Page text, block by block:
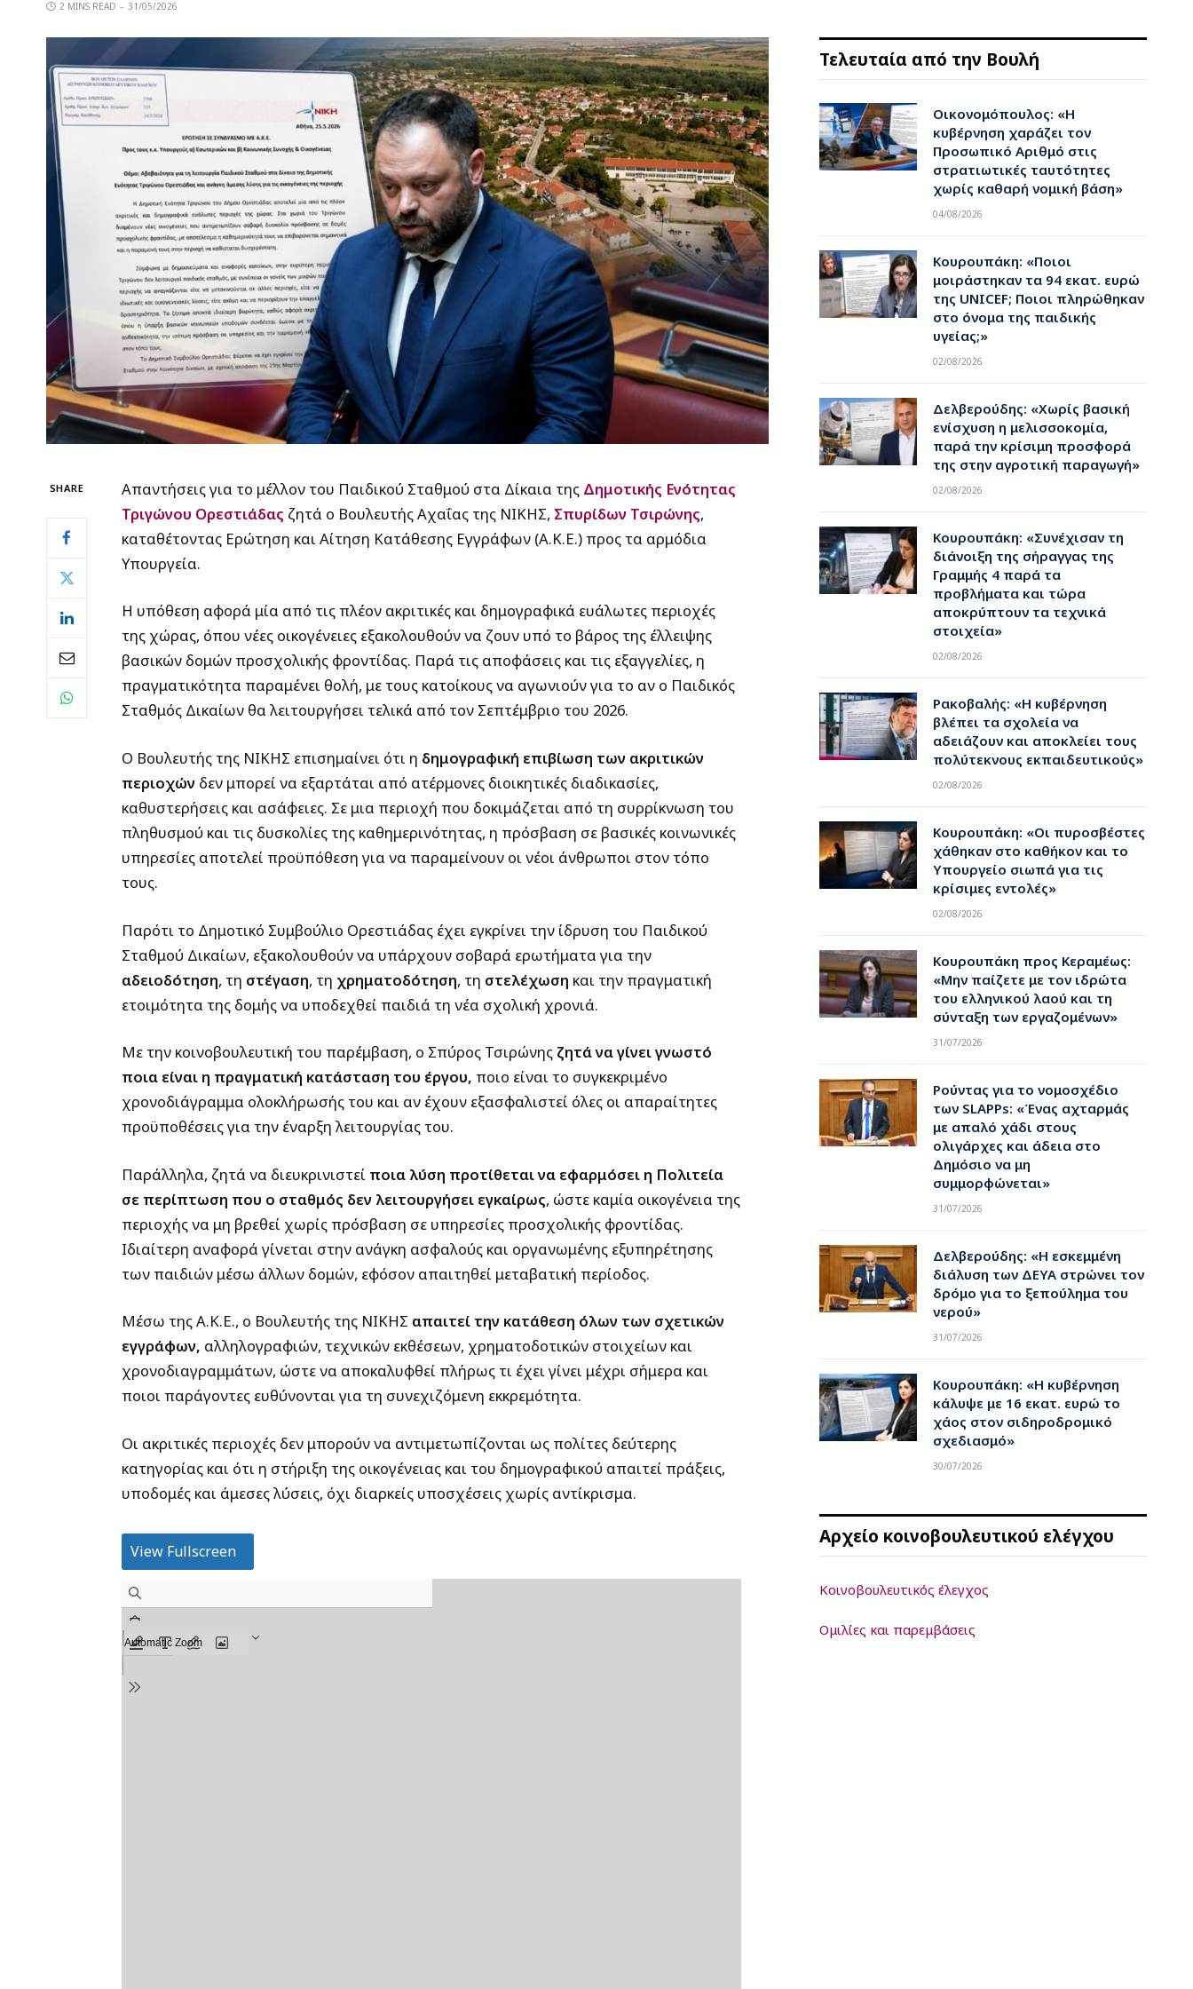
2 MINS READ 31/05/2026
SHARE Απαντήσεις για το μέλλον του Παιδικού Σταθμού στα Δίκαια της Δημοτικής Ενότητας
Τριγώνου Ορεστιάδας ζητά ο Βουλευτής Αχαΐας της ΝΙΚΗΣ, Σπυρίδων Τσιρώνης,
καταθέτοντας Ερώτηση και Αίτηση Κατάθεσης Εγγράφων (Α.Κ.Ε.) προς τα αρμόδια
Υπουργεία.
Η υπόθεση αφορά μία από τις πλέον ακριτικές και δημογραφικά ευάλωτες περιοχές
της χώρας, όπου νέες οικογένειες εξακολουθούν να ζουν υπό το βάρος της έλλειψης
βασικών δομών προσχολικής φροντίδας. Παρά τις αποφάσεις και τις εξαγγελίες, η
πραγματικότητα παραμένει θολή, με τους κατοίκους να αγωνιούν για το αν ο Παιδικός
Σταθμός Δικαίων θα λειτουργήσει τελικά από τον Σεπτέμβριο του 2026.
Ο Βουλευτής της ΝΙΚΗΣ επισημαίνει ότι η δημογραφική επιβίωση των ακριτικών
περιοχώνδεν μπορεί να εξαρτάται από ατέρμονες διοικητικές διαδικασίες,
καθυστερήσεις και ασάφειες. Σε μια περιοχή που δοκιμάζεται από τη συρρίκνωση του
πληθυσμού και τις δυσκολίες της καθημερινότητας, η πρόσβαση σε βασικές κοινωνικές
υπηρεσίες αποτελεί προϋπόθεση για να παραμείνουν οι νέοι άνθρωποι στον τόπο
τους.
Παρότι το Δημοτικό Συμβούλιο Ορεστιάδας έχει εγκρίνει την ίδρυση του Παιδικού
Σταθμού Δικαίων, εξακολουθούν να υπάρχουν σοβαρά ερωτήματα για την
αδειοδότηση, τη στέγαση, τη χρηματοδότηση, τη στελέχωση και την πραγματική
ετοιμότητα της δομής να υποδεχθεί παιδιά τη νέα σχολική χρονιά.
Με την κοινοβουλευτική του παρέμβαση, ο Σπύρος Τσιρώνηςζητά να γίνει γνωστό
ποια είναι η πραγματική κατάσταση του έργου, ποιο είναι το συγκεκριμένο
χρονοδιάγραμμα ολοκλήρωσής του και αν έχουν εξασφαλιστεί όλες οι απαραίτητες
προϋποθέσεις για την έναρξη λειτουργίας του.
Παράλληλα, ζητά να διευκρινιστεί ποια λύση προτίθεται να εφαρμόσει η Πολιτεία
σε περίπτωση που ο σταθμός δεν λειτουργήσει εγκαίρως, ώστε καμία οικογένεια της
περιοχής να μη βρεθεί χωρίς πρόσβαση σε υπηρεσίες προσχολικής φροντίδας.
Ιδιαίτερη αναφορά γίνεται στην ανάγκη ασφαλούς και οργανωμένης εξυπηρέτησης
των παιδιών μέσω άλλων δομών, εφόσον απαιτηθεί μεταβατική περίοδος.
Μέσω της Α.Κ.Ε., ο Βουλευτής της ΝΙΚΗΣ απαιτεί την κατάθεση όλων των σχετικών
εγγράφων, αλληλογραφιών, τεχνικών εκθέσεων, χρηματοδοτικών στοιχείων και
χρονοδιαγραμμάτων, ώστε να αποκαλυφθεί πλήρως τι έχει γίνει μέχρι σήμερα και
ποιοι παράγοντες ευθύνονται για τη συνεχιζόμενη εκκρεμότητα.
Οι ακριτικές περιοχές δεν μπορούν να αντιμετωπίζονται ως πολίτες δεύτερης
κατηγορίας και ότι η στήριξη της οικογένειας και του δημογραφικού απαιτεί πράξεις,
υποδομές και άμεσες λύσεις, όχι διαρκείς υποσχέσεις χωρίς αντίκρισμα.
View Fullscreen
Τελευταία από την Βουλή
Οικονομόπουλος: «Η
κυβέρνηση χαράζει τον
Προσωπικό Αριθμό στις
στρατιωτικές ταυτότητες
χωρίς καθαρή νομική βάση»
04/08/2026
Κουρουπάκη: «Ποιοι
μοιράστηκαν τα 94 εκατ. ευρώ
της UNICEF; Ποιοι πληρώθηκαν
στο όνομα της παιδικής
υγείας;»
02/08/2026
Δελβερούδης: «Χωρίς βασική
ενίσχυση η μελισσοκομία,
παρά την κρίσιμη προσφορά
της στην αγροτική παραγωγή»
02/08/2026
Κουρουπάκη: «Συνέχισαν τη
διάνοιξη της σήραγγας της
Γραμμής 4 παρά τα
προβλήματα και τώρα
αποκρύπτουν τα τεχνικά
στοιχεία»
02/08/2026
Ρακοβαλής: «Η κυβέρνηση
βλέπει τα σχολεία να
αδειάζουν και αποκλείει τους
πολύτεκνους εκπαιδευτικούς»
02/08/2026
Κουρουπάκη: «Οι πυροσβέστες
χάθηκαν στο καθήκον και το
Υπουργείο σιωπά για τις
κρίσιμες εντολές»
02/08/2026
Κουρουπάκη προς Κεραμέως:
«Μην παίζετε με τον ιδρώτα
του ελληνικού λαού και τη
σύνταξη των εργαζομένων»
31/07/2026
Ρούντας για το νομοσχέδιο
των SLAPPs: «Ένας αχταρμάς
με απαλό χάδι στους
ολιγάρχες και άδεια στο
Δημόσιο να μη
συμμορφώνεται»
31/07/2026
Δελβερούδης: «Η εσκεμμένη
διάλυση των ΔΕΥΑ στρώνει τον
δρόμο για το ξεπούλημα του
νερού»
31/07/2026
Κουρουπάκη: «Η κυβέρνηση
κάλυψε με 16 εκατ. ευρώ το
χάος στον σιδηροδρομικό
σχεδιασμό»
30/07/2026
Αρχείο κοινοβουλευτικού ελέγχου
Κοινοβουλευτικός έλεγχος
Ομιλίες και παρεμβάσεις